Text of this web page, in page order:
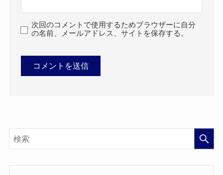
次回のコメントで使用するためブラウザーに自分
の名前、メールアドレス、サイトを保存する。